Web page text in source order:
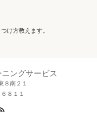
け方教えます。
ングサービス
８南２１
８１１